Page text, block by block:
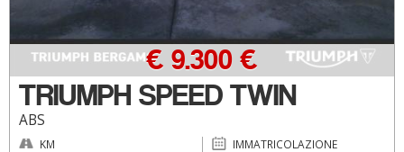
TRIUMPH SPEED TWIN
ABS
€ 9.300 €
KM IMMATRICOLAZIONE